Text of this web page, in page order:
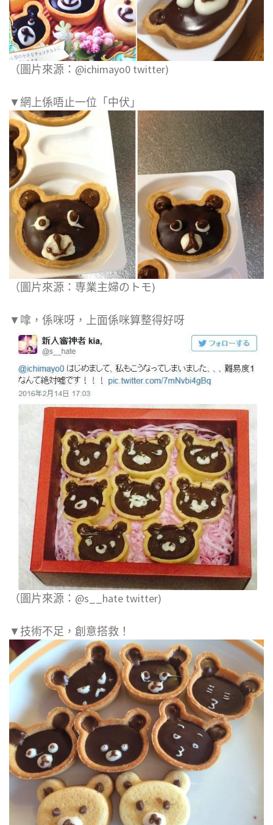
（圖片來源：@ichimayo0 twitter)
▼網上係唔止一位「中伏」
（圖片來源：専業主婦のトモ)
▼嗱，係咪呀，上面係咪算整得好呀
（圖片來源：@s__hate twitter)
▼技術不足，創意搭救！